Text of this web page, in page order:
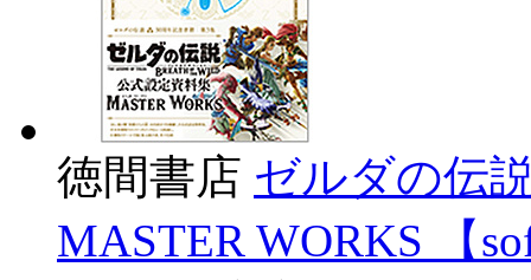
徳間書店 ゼルダの伝
MASTER WORKS 【